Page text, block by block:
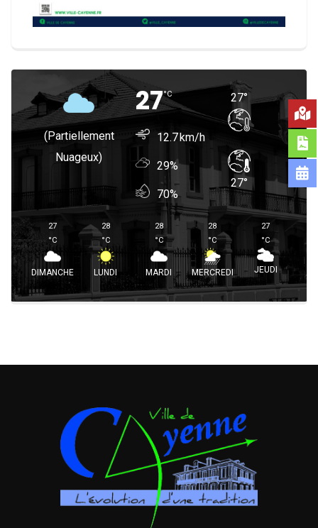
(partiellement
Nuageux)
27°C
12.7
29%
70%
27°
27°
27
°C
DIMANCHE
28
°C
LUNDI
28
°C
MARDI
28
°C
MERCREDI
27
°C
JEUDI